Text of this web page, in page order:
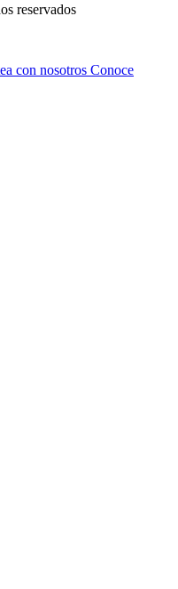
reservados
con nosotros Conoce